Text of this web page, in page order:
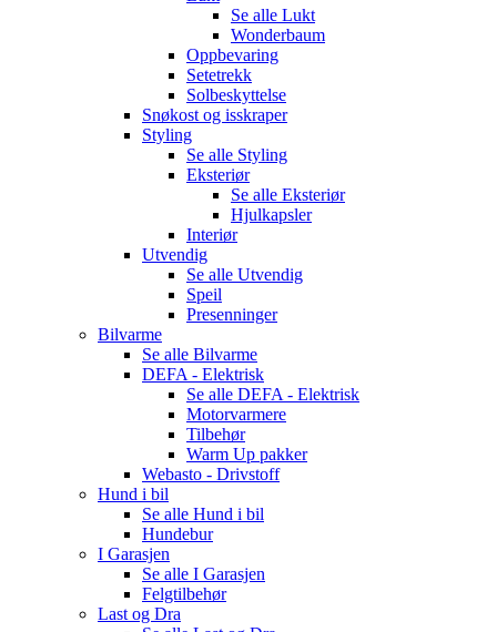
Se alle Lukt
Wonderbaum
Oppbevaring
Setetrekk
Solbeskyttelse
Snøkost og isskraper
Styling
Se alle Styling
Eksteriør
Se alle Eksteriør
Hjulkapsler
Interiør
Utvendig
Se alle Utvendig
Speil
Presenninger
Bilvarme
Se alle Bilvarme
DEFA - Elektrisk
Se alle DEFA - Elektrisk
Motorvarmere
Tilbehør
Warm Up pakker
Webasto - Drivstoff
Hund i bil
Se alle Hund i bil
Hundebur
I Garasjen
Se alle I Garasjen
Felgtilbehør
Last og Dra